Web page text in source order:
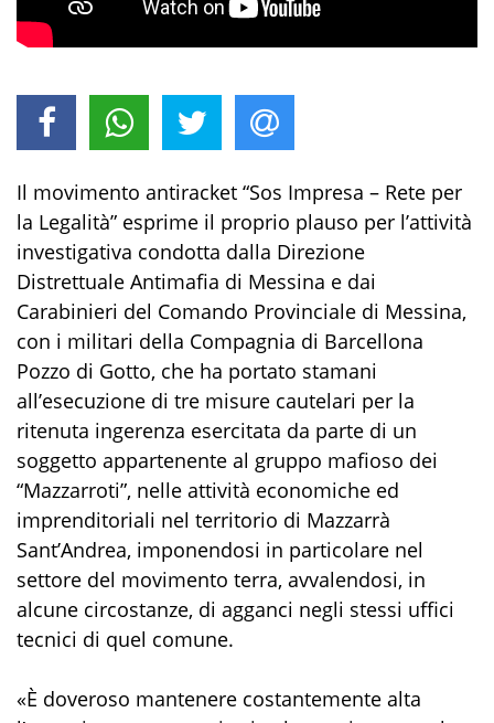
Il movimento antiracket “Sos Impresa – Rete per
la Legalità” esprime il proprio plauso per l’attività
investigativa condotta dalla Direzione
Distrettuale Antimafia di Messina e dai
Carabinieri del Comando Provinciale di Messina,
con i militari della Compagnia di Barcellona
Pozzo di Gotto, che ha portato stamani
all’esecuzione di tre misure cautelari per la
ritenuta ingerenza esercitata da parte di un
soggetto appartenente al gruppo mafioso dei
“Mazzarroti”, nelle attività economiche ed
imprenditoriali nel territorio di Mazzarrà
Sant’Andrea, imponendosi in particolare nel
settore del movimento terra, avvalendosi, in
alcune circostanze, di agganci negli stessi uffici
tecnici di quel comune.
«È doveroso mantenere costantemente alta